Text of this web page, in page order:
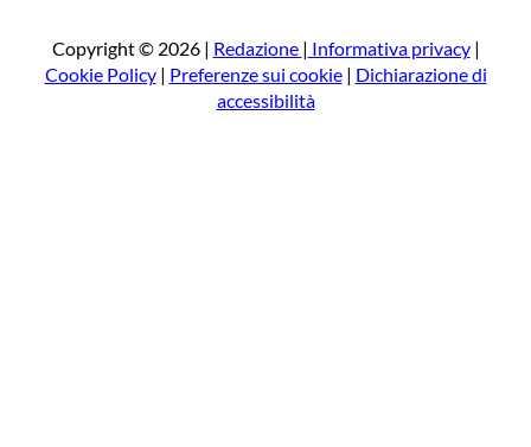
a
Copyright © 2026 | Redazione | Informativa privacy|
Cookie Policy| Preferenze sui cookie| Dichiarazione di
accessibilità